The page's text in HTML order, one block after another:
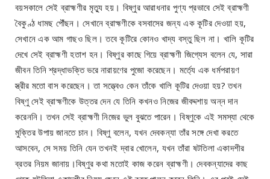
বয়সকালে সেই ব্রাহ্মণীর মৃত্যু হয়। বিষ্ণুর আরাধনার পুণ্য প্রভাবে সেই ব্রাহ্মণী
বৈকুণ্ঠ ধামছ পৌঁছন। সেখানে ব্রাহ্মণীকে বসবাসের জন্য এক কূটির দেওয়া হয়,
সেখানে এক আম গাছও ছিল। তবে কূটিরে কোনও খাদ্য বস্তু ছিল না। খালি কূটির
দেখে সেই ব্রাহ্মণী হতাশ হন। বিষ্ণুর কাছে গিয়ে ব্রাহ্মণী জিগ্যেস বলেন যে, সারা
জীবন তিনি শ্রদ্ধাভক্তি ভরে নারায়ণের পুজো করেছেন। মর্ত্যে এক ধর্মপরায়ণ
স্ত্রীর মতো বাস করেছেন। তা সত্ত্বেও কেন তাঁকে খালি কূটির দেওয়া হয়? তখন
বিষ্ণু সেই ব্রাহ্মণীকে উত্তর দেন যে তিনি কখনও নিজের জীবদ্দশায় অন্ন দান
করেননি। তখন সেই ব্রাহ্মণী নিজের ভুল বুঝতে পারেন। বিষ্ণুকে এই সমস্যা থেকে
মুক্তির উপায় জানতে চান। বিষ্ণু বলেন, যখন দেবকন্যা তাঁর সঙ্গে দেখা করতে
আসবেন, সে সময় তিনি যেন তখনই দ্বার খোলেন, যখন তাঁরা ষটতিলা একাদশীর
ব্রতর নিয়ম জানায়।বিষ্ণুর কথা মতোই কাজ করেন ব্রাহ্মণী। দেবকন্যাদের কাছ